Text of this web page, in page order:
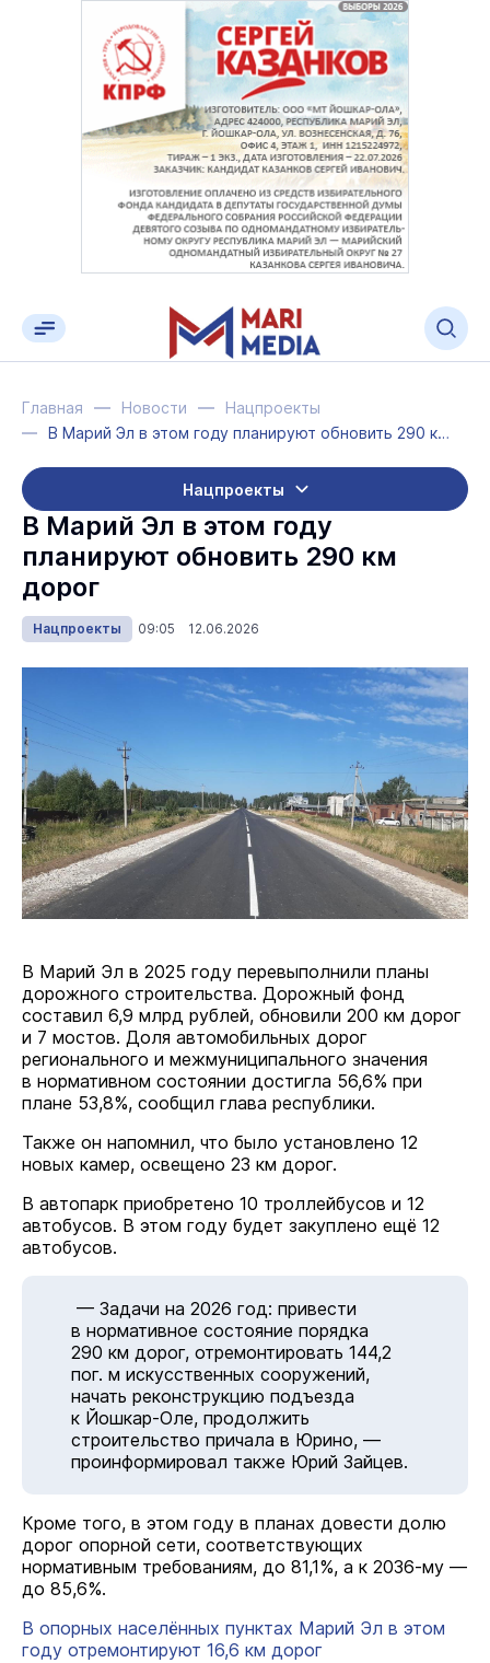
Главная Новости
Нацпроекты
В Марий Эл в этом году планируют обновить 290 км дорог
Нацпроекты
В Марий Эл в этом году
планируют обновить 290 км
дорог
Нацпроекты 09:05 12.06.2026
В Марий Эл в 2025 году перевыполнили планы
дорожного строительства. Дорожный фонд
составил 6,9 млрд рублей, обновили 200 км дорог
и 7 мостов. Доля автомобильных дорог
регионального и межмуниципального значения
в нормативном состоянии достигла 56,6% при
плане 53,8%, сообщил глава республики.
Также он напомнил, что было установлено 12
новых камер, освещено 23 км дорог.
В автопарк приобретено 10 троллейбусов и 12
автобусов. В этом году будет закуплено ещё 12
автобусов.
— Задачи на 2026 год: привести
в нормативное состояние порядка
290 км дорог, отремонтировать 144,2
пог. м искусственных сооружений,
начать реконструкцию подъезда
к Йошкар-Оле, продолжить
строительство причала в Юрино, —
проинформировал также Юрий Зайцев.
Кроме того, в этом году в планах довести долю
дорог опорной сети, соответствующих
нормативным требованиям, до 81,1%, а к 2036-му —
до 85,6%.
В опорных населённых пунктах Марий Эл в этом
году отремонтируют 16,6 км дорог